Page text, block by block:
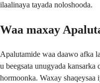
ilaalinaya tayada noloshooda.
Waa maxay
Apalutamide waa daawo afka
u beegsata unugyada kansarka
hormoonka. Waxay shaqeysaa